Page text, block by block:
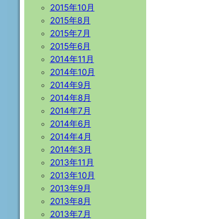
2015年10月
2015年8月
2015年7月
2015年6月
2014年11月
2014年10月
2014年9月
2014年8月
2014年7月
2014年6月
2014年4月
2014年3月
2013年11月
2013年10月
2013年9月
2013年8月
2013年7月